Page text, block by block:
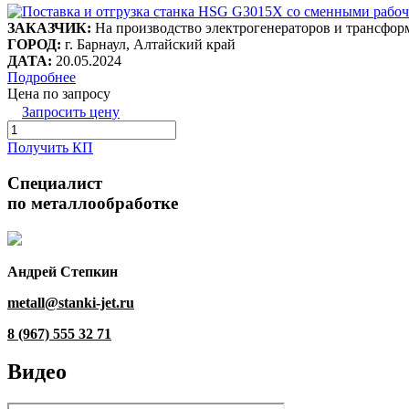
ЗАКАЗЧИК: На производство электрогенераторов и
ГОРОД: г. Барнаул, Алтайский край
ДАТА: 20.05.2024
Подробнее
Цена по запросу
Запросить цену
Получить КП
Специалист
по металлообработке
Андрей Степкин
metall@stanki-jet.ru
8 (967) 555 32 71
Видео